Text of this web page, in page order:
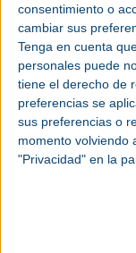
consentimiento o
cambiar sus
Tenga en cuenta
personales puede
tiene el derecho de
preferencias se
sus preferencias o
momento volviendo
"Privacidad" en la